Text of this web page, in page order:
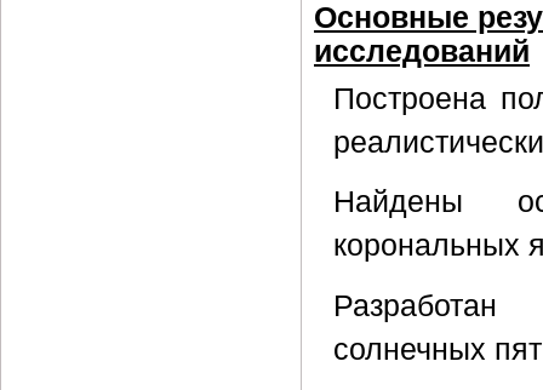
Основные
исследований
Построена
Найдены
корональных
солнечных